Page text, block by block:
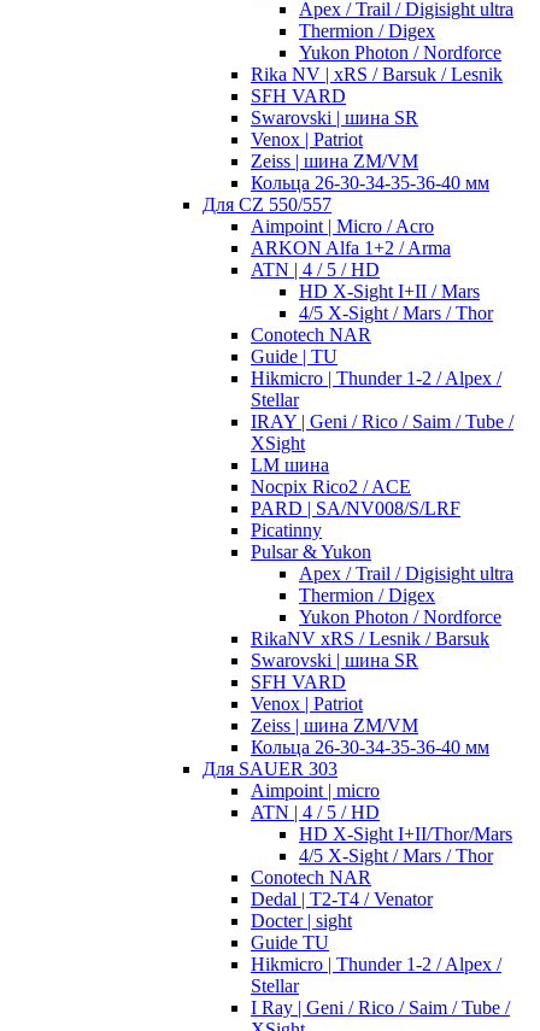
Apex / Trail / Digisight ultra
Thermion / Digex
Yukon Photon / Nordforce
Rika NV | xRS / Barsuk / Lesnik
SFH VARD
Swarovski | шина SR
Venox | Patriot
Zeiss | шина ZM/VM
Кольца 26-30-34-35-36-40 мм
Для CZ 550/557
Aimpoint | Micro / Acro
ARKON Alfa 1+2 / Arma
ATN | 4 / 5 / HD
HD X-Sight I+II / Mars
4/5 X-Sight / Mars / Thor
Conotech NAR
Guide | TU
Hikmicro | Thunder 1-2 / Alpex /
Stellar
IRAY | Geni / Rico / Saim / Tube /
XSight
LM шина
Nocpix Rico2 / ACE
PARD | SA/NV008/S/LRF
Picatinny
Pulsar & Yukon
Apex / Trail / Digisight ultra
Thermion / Digex
Yukon Photon / Nordforce
RikaNV xRS / Lesnik / Barsuk
Swarovski | шина SR
SFH VARD
Venox | Patriot
Zeiss | шина ZM/VM
Кольца 26-30-34-35-36-40 мм
Для SAUER 303
Aimpoint | micro
ATN | 4 / 5 / HD
HD X-Sight I+II/Thor/Mars
4/5 X-Sight / Mars / Thor
Conotech NAR
Dedal | T2-T4 / Venator
Docter | sight
Guide TU
Hikmicro | Thunder 1-2 / Alpex /
Stellar
I Ray | Geni / Rico / Saim / Tube /